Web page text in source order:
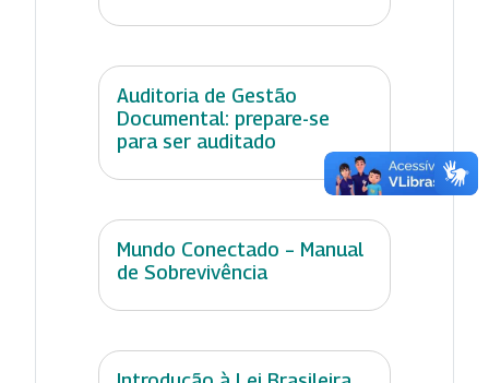
Auditoria de Gestão
Documental: prepare-se
para ser auditado
Mundo Conectado – Manual
de Sobrevivência